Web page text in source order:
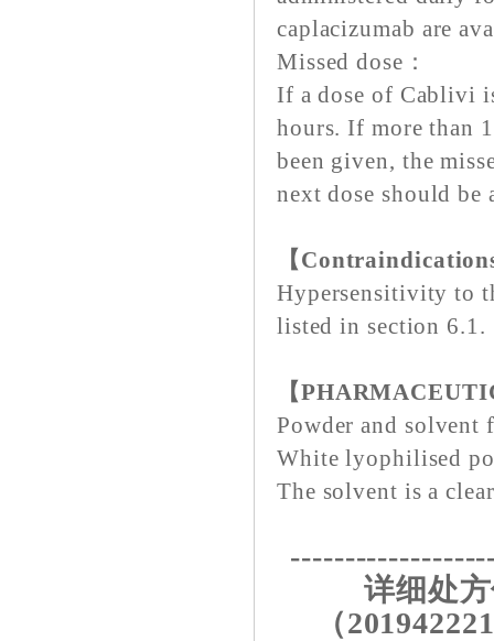
caplacizumab are
Missed dose：
If a dose of Cablivi
hours. If more than
been given, the
next dose should be
【
Hypersensitivity to
listed in section 6.1.
【
Powder and
White lyophilised
The solvent is a
详细处
（